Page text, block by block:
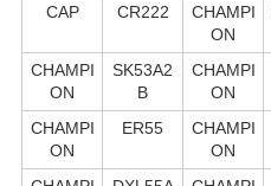
CAP
CR222
CHAMPI
ON
CHAMPI
ON
SK53A2
B
CHAMPI
ON
CHAMPI
ON
ER55
CHAMPI
ON